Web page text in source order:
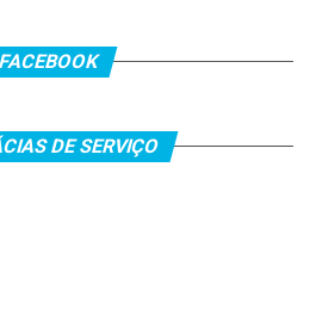
FACEBOOK
DE SERVIÇO